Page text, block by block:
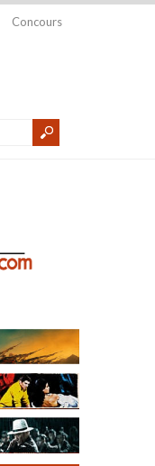
Concours